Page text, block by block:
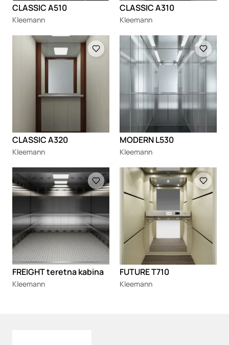
CLASSIC A510
Kleemann
CLASSIC A310
Kleemann
Loading
CLASSIC A320
Kleemann
Loading
MODERN L530
Kleemann
Loading
FREIGHT teretna kabina
Kleemann
Loading
FUTURE T710
Kleemann